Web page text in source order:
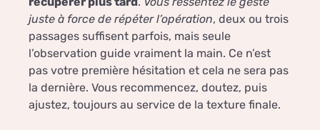
juste à force de répéter l’opération, deux ou trois
passages suffisent parfois, mais seule
l’observation guide vraiment la main. Ce n’est
pas votre première hésitation et cela ne sera pas
la dernière. Vous recommencez, doutez, puis
ajustez, toujours au service de la texture finale.